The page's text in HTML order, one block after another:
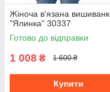
Жіноча в'язана
"Ялинка" 30337
Готово до відправки
1 008 ₴ 1 600 ₴
Купити